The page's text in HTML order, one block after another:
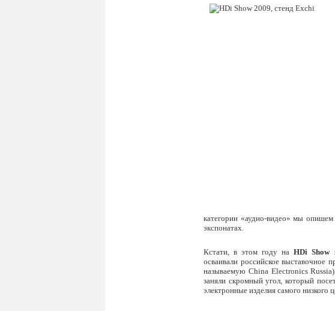
категории «аудио-видео» мы опишем
экспонатах.
Кстати, в этом году наHDi Show
осваивали российское выставочное
называемую China Electronics
заняли скромный угол, который
электронные изделия самого